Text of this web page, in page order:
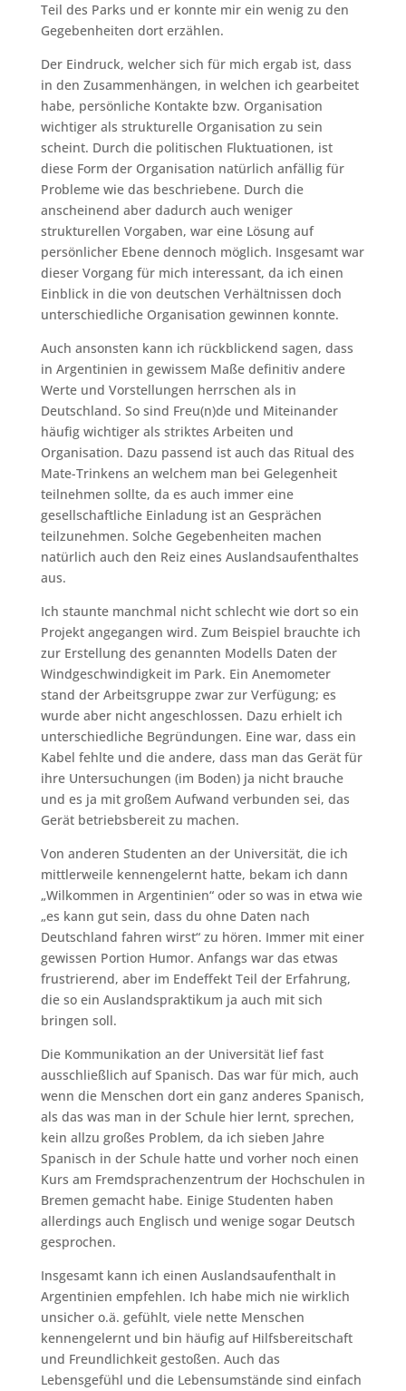
Teil des Parks und er konnte mir ein wenig zu den
Gegebenheiten dort erzählen.
Der Eindruck, welcher sich für mich ergab ist, dass
in den Zusammenhängen, in welchen ich gearbeitet
habe, persönliche Kontakte bzw. Organisation
wichtiger als strukturelle Organisation zu sein
scheint. Durch die politischen Fluktuationen, ist
diese Form der Organisation natürlich anfällig für
Probleme wie das beschriebene. Durch die
anscheinend aber dadurch auch weniger
strukturellen Vorgaben, war eine Lösung auf
persönlicher Ebene dennoch möglich. Insgesamt war
dieser Vorgang für mich interessant, da ich einen
Einblick in die von deutschen Verhältnissen doch
unterschiedliche Organisation gewinnen konnte.
Auch ansonsten kann ich rückblickend sagen, dass
in Argentinien in gewissem Maße definitiv andere
Werte und Vorstellungen herrschen als in
Deutschland. So sind Freu(n)de und Miteinander
häufig wichtiger als striktes Arbeiten und
Organisation. Dazu passend ist auch das Ritual des
Mate-Trinkens an welchem man bei Gelegenheit
teilnehmen sollte, da es auch immer eine
gesellschaftliche Einladung ist an Gesprächen
teilzunehmen. Solche Gegebenheiten machen
natürlich auch den Reiz eines Auslandsaufenthaltes
aus.
Ich staunte manchmal nicht schlecht wie dort so ein
Projekt angegangen wird. Zum Beispiel brauchte ich
zur Erstellung des genannten Modells Daten der
Windgeschwindigkeit im Park. Ein Anemometer
stand der Arbeitsgruppe zwar zur Verfügung; es
wurde aber nicht angeschlossen. Dazu erhielt ich
unterschiedliche Begründungen. Eine war, dass ein
Kabel fehlte und die andere, dass man das Gerät für
ihre Untersuchungen (im Boden) ja nicht brauche
und es ja mit großem Aufwand verbunden sei, das
Gerät betriebsbereit zu machen.
Von anderen Studenten an der Universität, die ich
mittlerweile kennengelernt hatte, bekam ich dann
„Wilkommen in Argentinien“ oder so was in etwa wie
„es kann gut sein, dass du ohne Daten nach
Deutschland fahren wirst“ zu hören. Immer mit einer
gewissen Portion Humor. Anfangs war das etwas
frustrierend, aber im Endeffekt Teil der Erfahrung,
die so ein Auslandspraktikum ja auch mit sich
bringen soll.
Die Kommunikation an der Universität lief fast
ausschließlich auf Spanisch. Das war für mich, auch
wenn die Menschen dort ein ganz anderes Spanisch,
als das was man in der Schule hier lernt, sprechen,
kein allzu großes Problem, da ich sieben Jahre
Spanisch in der Schule hatte und vorher noch einen
Kurs am Fremdsprachenzentrum der Hochschulen in
Bremen gemacht habe. Einige Studenten haben
allerdings auch Englisch und wenige sogar Deutsch
gesprochen.
Insgesamt kann ich einen Auslandsaufenthalt in
Argentinien empfehlen. Ich habe mich nie wirklich
unsicher o.ä. gefühlt, viele nette Menschen
kennengelernt und bin häufig auf Hilfsbereitschaft
und Freundlichkeit gestoßen. Auch das
Lebensgefühl und die Lebensumstände sind einfach